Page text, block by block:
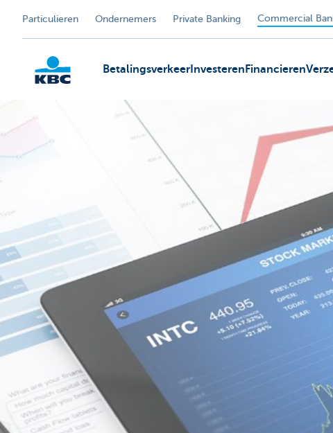
Particulieren Ondernemers Private Banking Commercial
KBC
Corporate
Betalingsverkeer Investeren Financieren